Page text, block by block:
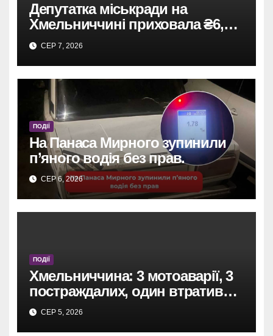
Депутатка міськради на
Хмельниччині приховала ₴6,4
млн: винесено вирок
СЕР 7, 2026
ПОДІЇ
На Панаса Мирного зупинили
п’яного водія без прав.
СЕР 6, 2026
ПОДІЇ
Хмельниччина: 3 мотоаварії, 3
постраждалих, один втратив
ногу.
СЕР 5, 2026